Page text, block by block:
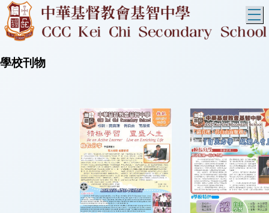
學校刊物